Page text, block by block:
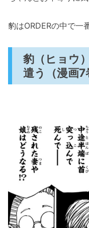
豹はORDERの中で一
豹（ヒョウ
遣う（漫画7